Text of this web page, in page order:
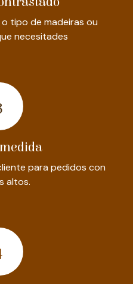
o tipo de madeiras ou
necesitades
para pedidos con
altos.